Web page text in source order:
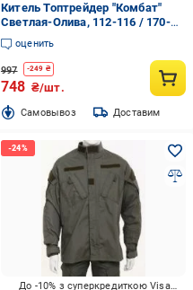
Китель Топтрейдер "Комбат"
Светлая-Олива, 112-116 / 170-
176cм р.XL
оценить
997 -249 ₴
748 ₴/шт.
Cамовывоз Доставим
До -10% з суперкредиткою Visa Вигода